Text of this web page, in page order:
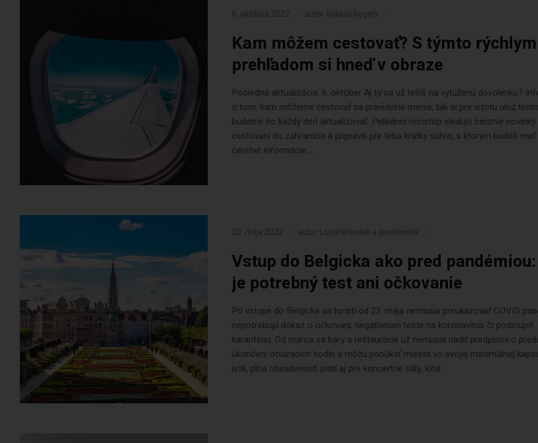
5. októbra 2022 autor Roland Regely
Kam môžem cestovať? S týmto rýchlym
prehľadom si hneď v obraze
Posledná aktualizácia: 6. október Aj ty sa už tešíš na vytúženú dovolenku?
o tom, kam môžeme cestovať sa pravidelne menia, tak si pre istotu ulož
budeme ho každý deň aktualizovať. Pelikánci nonstop sledujú čerstvé novinky
cestovaní do zahraničia a pripravili pre teba krátky súhrn, s ktorým budeš mať
čerstvé informácie....
23. mája 2022 autor Lovci leteniek a dovoleniek
Vstup do Belgicka ako pred
je potrebný test ani očkovanie
Pri vstupe do Belgicka sa turisti od 23. mája nemusia preukazovať COVID
nepotrebujú dôkaz o očkovaní, negatívnom teste na koronavírus či podstúpiť
karanténu. Od marca sa bary a reštaurácie už nemusia riadiť predpismi o
ukončení otváracích hodín a môžu ponúkať miesta vo svojej maximálnej
isté, plná obsadenosť, platí aj pre koncertné sály, kiná...